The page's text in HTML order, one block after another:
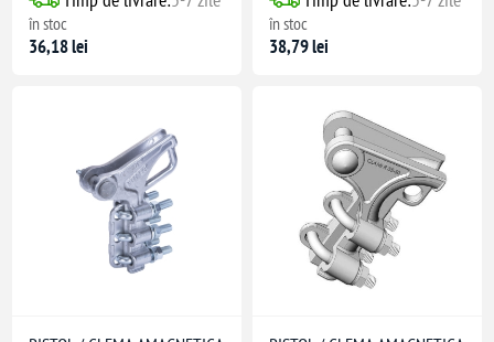
în stoc
36,18 lei
în stoc
38,79 lei